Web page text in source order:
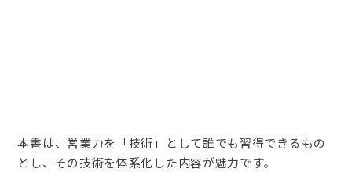
本書は、営業力を「技術」として誰でも習得できるもの
とし、その技術を体系化した内容が魅力です。